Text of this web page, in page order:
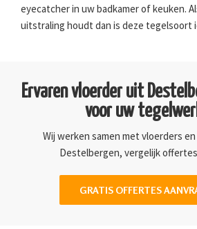
eyecatcher in uw badkamer of keuken.
uitstraling houdt dan is deze tegelsoort
Ervaren vloerder uit
voor uw
Wij werken samen met vloerders
Destelbergen, vergelijk
GRATIS OFFERTES